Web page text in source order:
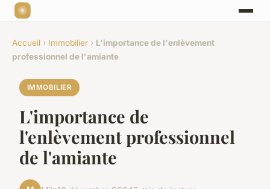
Accueil › Immobilier › L'importance de l'enlèvement
professionnel de l'amiante
IMMOBILIER
L'importance de
l'enlèvement professionnel
de l'amiante